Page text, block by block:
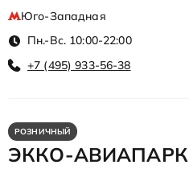
Юго-Западная
Пн.-Вс. 10:00-22:00
+7 (495) 933-56-38
РОЗНИЧНЫЙ
ЭККО-АВИАПАРК